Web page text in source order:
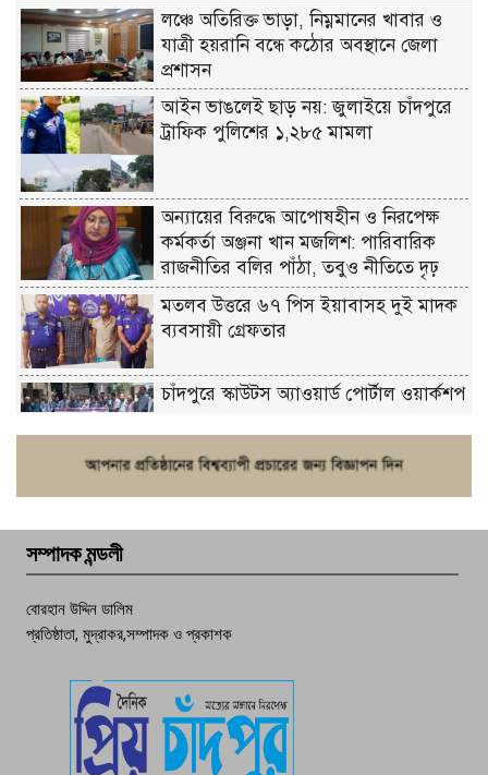
লঞ্চে অতিরিক্ত ভাড়া, নিম্নমানের খাবার ও
যাত্রী হয়রানি বন্ধে কঠোর অবস্থানে জেলা
প্রশাসন
আইন ভাঙলেই ছাড় নয়: জুলাইয়ে চাঁদপুরে
ট্রাফিক পুলিশের ১,২৮৫ মামলা
অন্যায়ের বিরুদ্ধে আপোষহীন ও নিরপেক্ষ
কর্মকর্তা অঞ্জনা খান মজলিশ: পারিবারিক
রাজনীতির বলির পাঁঠা, তবুও নীতিতে দৃঢ়
মতলব উত্তরে ৬৭ পিস ইয়াবাসহ দুই মাদক
ব্যবসায়ী গ্রেফতার
চাঁদপুরে স্কাউটস অ্যাওয়ার্ড পোর্টাল ওয়ার্কশপ
পচা দুর্গন্ধে ৯৯৯-এ ফোন, ফরিদগঞ্জে
তরুণের অর্ধগলিত লাশ উদ্ধার
সম্পাদক মন্ডলী
বোরহান উদ্দিন ডালিম
প্রতিষ্ঠাতা, মুদ্রাকর,সম্পাদক ও প্রকাশক